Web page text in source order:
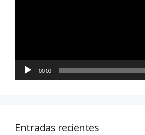
00:00
Entradas recientes